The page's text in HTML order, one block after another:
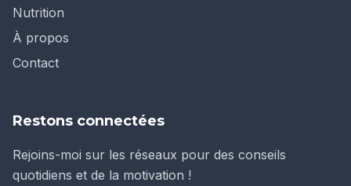
Nutrition
À propos
Contact
Restons connectées
Rejoins-moi sur les réseaux pour des conseils
quotidiens et de la motivation !